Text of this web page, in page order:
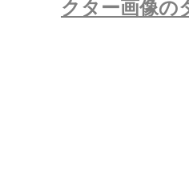
クター画像の